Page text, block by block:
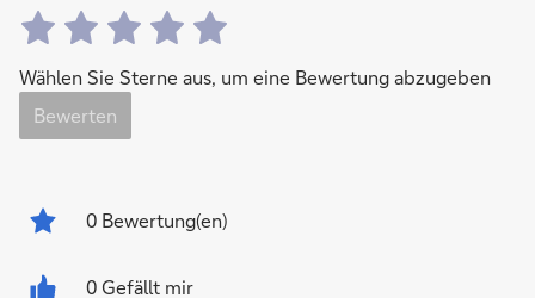
Wählen Sie Sterne aus, um eine Bewertung abzugeben
Bewerten
0 Bewertung(en)
0 Gefällt mir